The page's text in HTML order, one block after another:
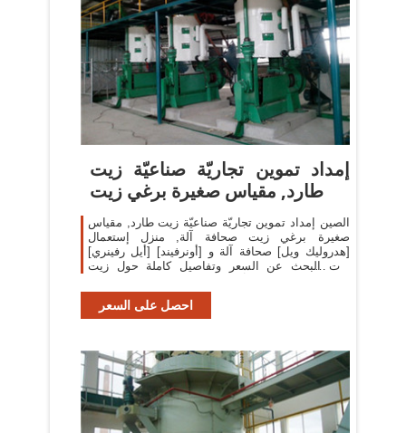
إمداد تموين تجاريّة صناعيّة زيت
طارد, مقياس صغيرة برغي زيت
الصين إمداد تموين تجاريّة صناعيّة زيت طارد, مقياس
صغيرة برغي زيت صحافة آلة, منزل إستعمال
[هدروليك ويل] صحافة آلة و [أونرفيند] [أيل رفينري]
آلات البحث عن السعر وتفاصيل كاملة حول زيت
احصل على السعر